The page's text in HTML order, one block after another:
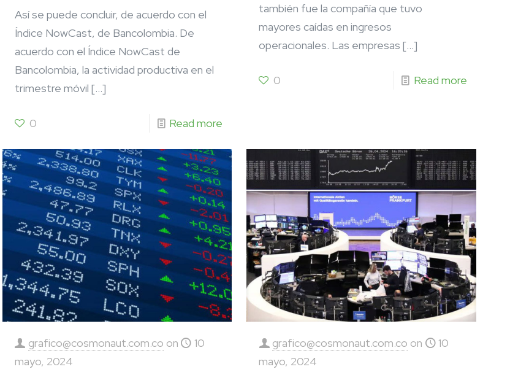
Así se puede concluir, de acuerdo con el
Índice NowCast, de Bancolombia. De
acuerdo con el Índice NowCast de
Bancolombia, la actividad productiva en el
trimestre móvil […]
0 Read more
también fue la compañía que tuvo
mayores caídas en ingresos
operacionales. Las empresas […]
0 Read more
grafico@cosmonaut.com.co on
10
mayo, 2024
grafico@cosmonaut.com.co on
10
mayo, 2024